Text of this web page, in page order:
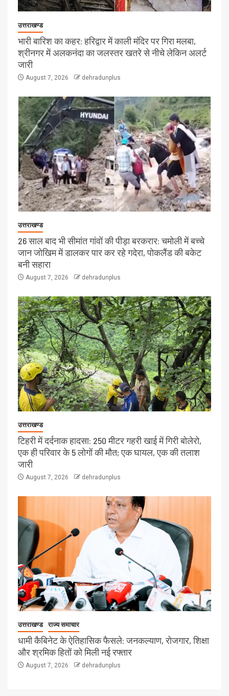
उत्तराखण्ड
भारी बारिश का कहर: हरिद्वार में काली मंदिर पर गिरा मलबा,
श्रीनगर में अलकनंदा का जलस्तर खतरे से नीचे लेकिन अलर्ट
जारी
August 7, 2026 dehradunplus
उत्तराखण्ड
26 साल बाद भी सीमांत गांवों की पीड़ा बरकरार: चमोली में बच्चे
जान जोखिम में डालकर पार कर रहे गदेरा, पोकलैंड की बकेट
बनी सहारा
August 7, 2026 dehradunplus
उत्तराखण्ड
टिहरी में दर्दनाक हादसा: 250 मीटर गहरी खाई में गिरी बोलेरो,
एक ही परिवार के 5 लोगों की मौत; एक घायल, एक की तलाश
जारी
August 7, 2026 dehradunplus
उत्तराखण्ड राज्य समाचार
धामी कैबिनेट के ऐतिहासिक फैसले: जनकल्याण, रोजगार, शिक्षा
और श्रमिक हितों को मिली नई रफ्तार
August 7, 2026 dehradunplus